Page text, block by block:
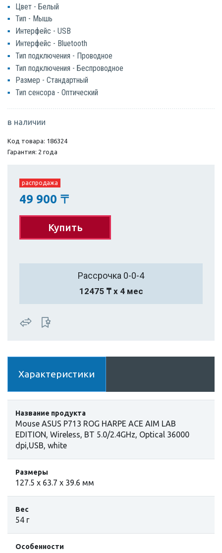
Цвет - Белый
Тип - Мышь
Интерфейс - USB
Интерфейс - Bluetooth
Тип подключения - Проводное
Тип подключения - Беспроводное
Размер - Стандартный
Тип сенсора - Оптический
в наличии
Код товара: 186324
Гарантия: 2 года
распродажа
49 900 〒
Купить
Рассрочка 0-0-4
12475 ₸ х 4 мес
Характеристики
Название продукта
Mouse ASUS P713 ROG HARPE ACE AIM LAB
EDITION, Wireless, BT 5.0/2.4GHz, Optical 36000
dpi,USB, white
Размеры
127.5 x 63.7 x 39.6 мм
Вес
54 г
Особенности